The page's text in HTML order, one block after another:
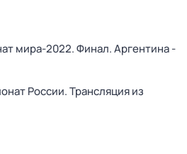
мира-2022. Финал. Аргентина -
России. Трансляция из